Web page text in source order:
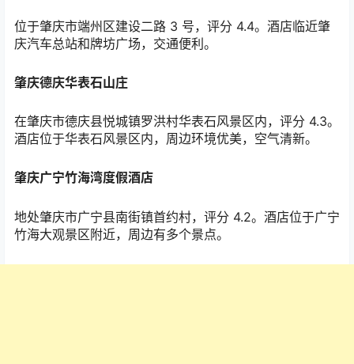
位于肇庆市端州区建设二路 3 号，评分 4.4。酒店临近肇
庆汽车总站和牌坊广场，交通便利。
肇庆德庆华表石山庄
在肇庆市德庆县悦城镇罗洪村华表石风景区内，评分 4.3。
酒店位于华表石风景区内，周边环境优美，空气清新。
肇庆广宁竹海湾度假酒店
地处肇庆市广宁县南街镇首约村，评分 4.2。酒店位于广宁
竹海大观景区附近，周边有多个景点。